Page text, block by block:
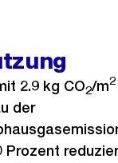
2.9 kg CO2/m2
der
Prozent